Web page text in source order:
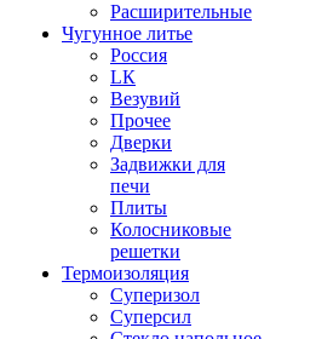
Расширительные
Чугунное литье
Россия
LК
Везувий
Прочее
Дверки
Задвижки для
печи
Плиты
Колосниковые
решетки
Термоизоляция
Суперизол
Суперсил